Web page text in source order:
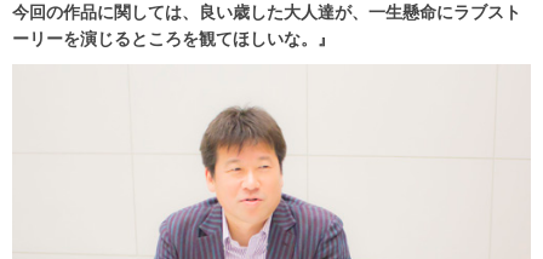
今回の作品に関しては、良い歳した大人達が、一生懸命にラブスト
ーリーを演じるところを観てほしいな。』